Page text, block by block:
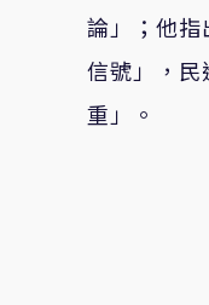
論」；他
信號」，
重」。